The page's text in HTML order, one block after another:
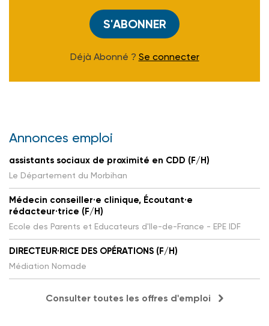
S'ABONNER
Déjà Abonné ? Se connecter
Annonces emploi
assistants sociaux de proximité en CDD (F/H)
Le Département du Morbihan
Médecin conseiller·e clinique, Écoutant·e
rédacteur·trice (F/H)
Ecole des Parents et Educateurs d'Ile-de-France - EPE IDF
DIRECTEUR·RICE DES OPÉRATIONS (F/H)
Médiation Nomade
Consulter toutes les offres d'emploi